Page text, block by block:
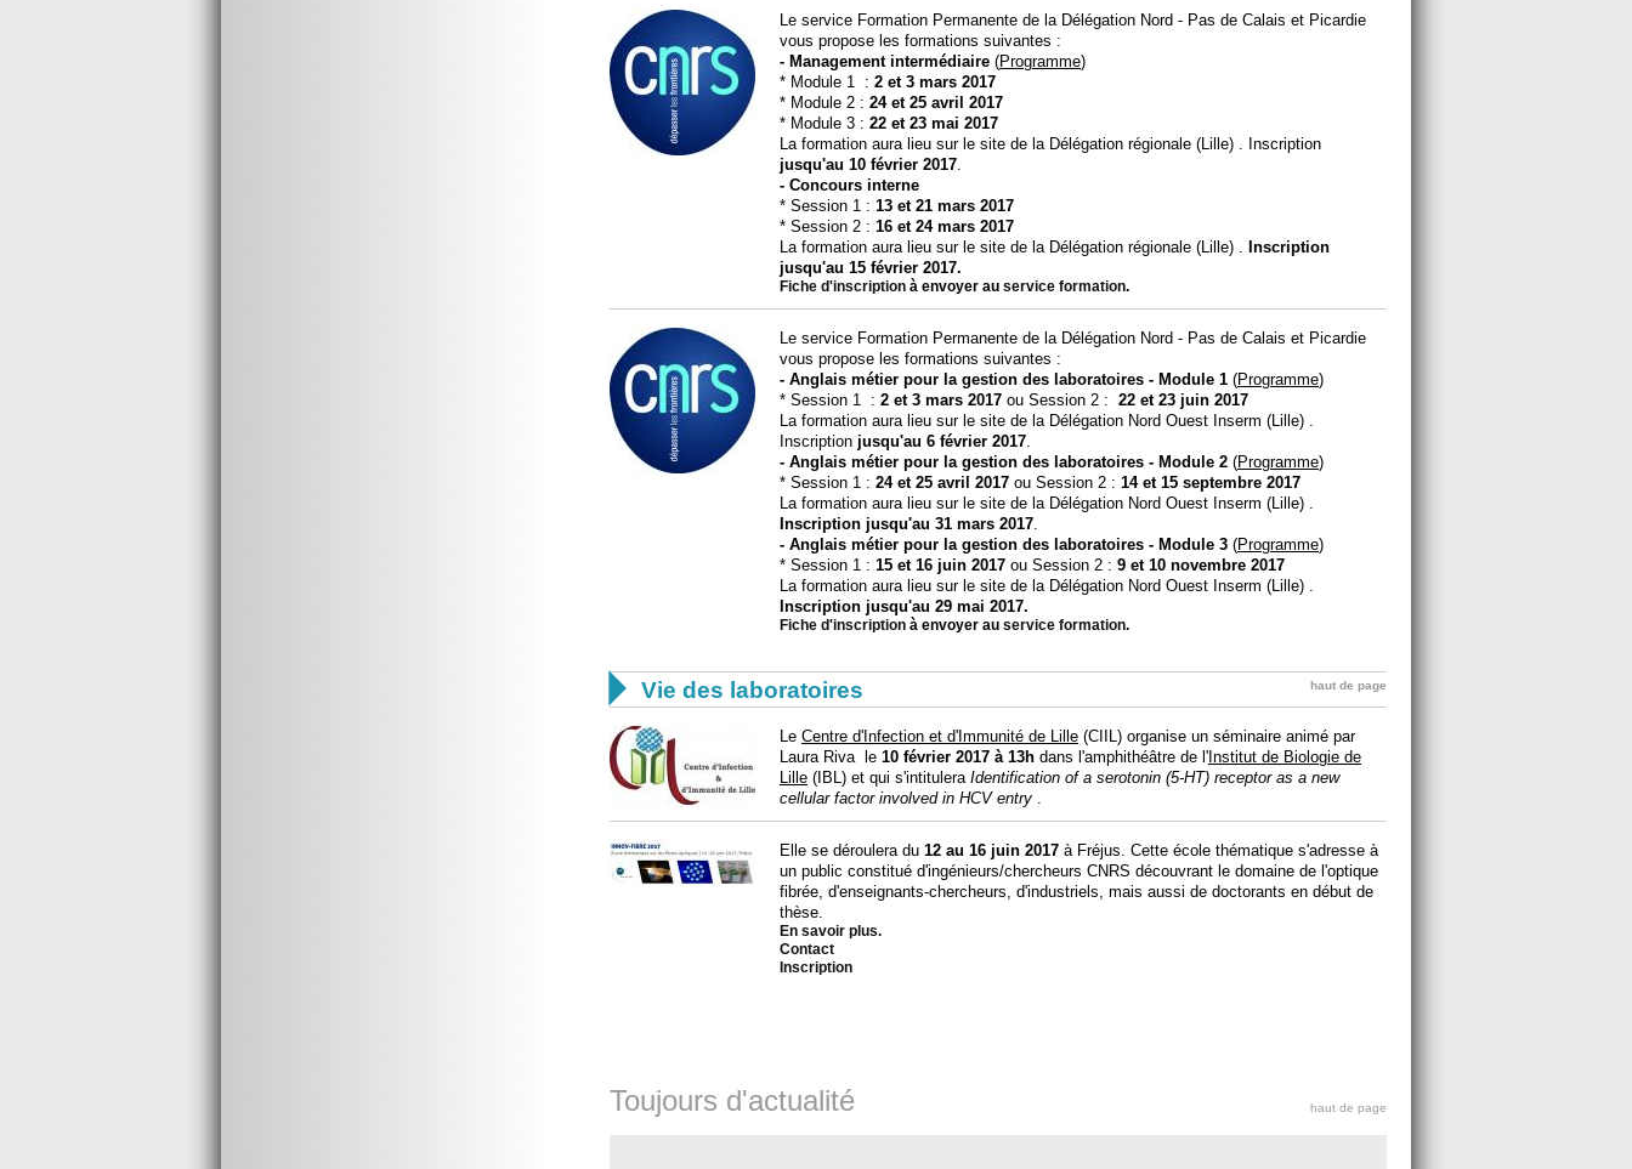
Le service Formation Permanente de la Délégation Nord - Pas de Calais et Picardie
vous propose les formations suivantes :
- Management intermédiaire (Programme)
* Module 1 : 2 et 3 mars 2017
* Module 2 : 24 et 25 avril 2017
* Module 3 : 22 et 23 mai 2017
La formation aura lieu sur le site de la Délégation régionale (Lille) . Inscription
jusqu'au 10 février 2017
- Concours interne
* Session 1 : 13 et 21 mars 2017
* Session 2 : 16 et 24 mars 2017
La formation aura lieu sur le site de la Délégation régionale (Lille) . Inscription
jusqu'au 15 février 2017.
Fiche d'inscription à envoyer au service formation.
Le service Formation Permanente de la Délégation Nord - Pas de Calais et Picardie
vous propose les formations suivantes :
- Anglais métier pour la gestion des laboratoires - Module 1 (Programme)
* Session 1 : 2 et 3 mars 2017 ou Session 2 : 22 et 23 juin 2017
La formation aura lieu sur le site de la Délégation Nord Ouest Inserm (Lille) .
Inscription jusqu'au 6 février 2017
- Anglais métier pour la gestion des laboratoires - Module 2 (Programme)
* Session 1 : 24 et 25 avril 2017 ou Session 2 : 14 et 15 septembre 2017
La formation aura lieu sur le site de la Délégation Nord Ouest Inserm (Lille) .
Inscription jusqu'au 31 mars 2017
- Anglais métier pour la gestion des laboratoires - Module 3 (Programme)
* Session 1 : 15 et 16 juin 2017 ou Session 2 : 9 et 10 novembre 2017
La formation aura lieu sur le site de la Délégation Nord Ouest Inserm (Lille) .
Inscription jusqu'au 29 mai 2017.
Fiche d'inscription à envoyer au service formation.
 Vie des laboratoires haut de page
Le Centre d'Infection et d'Immunité de Lille (CIIL) organise un séminaire animé par
Laura Riva le 10 février 2017 à 13h dans l'amphithéâtre de l'Institut de Biologie de
Lille (IBL) et qui s'intitulera Identification of a serotonin (5-HT) receptor as a new
cellular factor involved in HCV entry
Elle se déroulera du 12 au 16 juin 2017 à Fréjus. Cette école thématique s'adresse à
un public constitué d'ingénieurs/chercheurs CNRS découvrant le domaine de l'optique
fibrée, d'enseignants-chercheurs, d'industriels, mais aussi de doctorants en début de
thèse.
En savoir plus.
Contact
Inscription
Toujours d'actualité haut de page